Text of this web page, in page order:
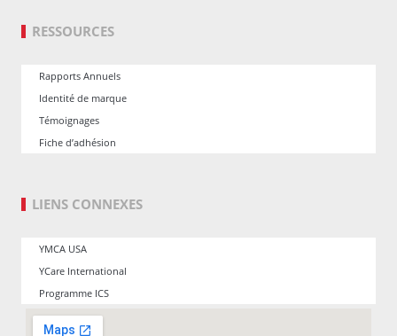
RESSOURCES
Rapports Annuels
Identité de marque
Témoignages
Fiche d’adhésion
LIENS CONNEXES
YMCA USA
YCare International
Programme ICS